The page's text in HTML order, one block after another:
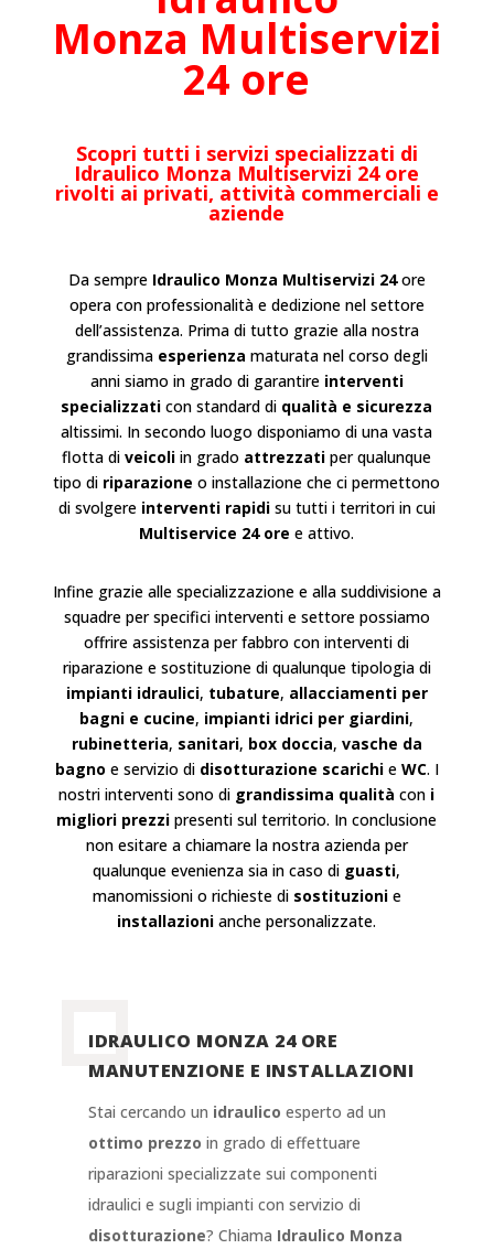
Monza Multiservizi
24 ore
Scopri tutti i servizi specializzati di
Idraulico Monza Multiservizi 24 ore
rivolti ai privati, attività commerciali e
aziende
Da sempre Idraulico Monza Multiservizi 24ore
opera con professionalità e dedizione nel settore
dell’assistenza. Prima di tutto grazie alla nostra
grandissima esperienza maturata nel corso degli
anni siamo in grado di garantire interventi
specializzati con standard di qualità e sicurezza
altissimi. In secondo luogo disponiamo di una vasta
flotta diveicoli in grado attrezzati per qualunque
tipo di riparazione oinstallazione che ci permettono
di svolgere interventi rapidisu tutti i territori in cui
Multiservice 24 ore e attivo.
Infine grazie alle specializzazione e alla suddivisione a
squadre per specifici interventi e settore possiamo
offrire assistenza per fabbro con interventi di
riparazione e sostituzione di qualunque tipologia di
impianti idraulici, tubature, allacciamenti per
bagni e cucine, impianti idrici per giardini,
rubinetteria, sanitari, box doccia, vasche da
bagno e servizio di disotturazione scarichie WC. I
nostri interventi sono di grandissima qualità con i
migliori prezzi presenti sul territorio. In conclusione
non esitare a chiamare la nostra azienda per
qualunque evenienza sia in caso di guasti,
manomissioni o richieste di sostituzionie
installazioni anche personalizzate.
IDRAULICO MONZA 24 ORE
MANUTENZIONE E INSTALLAZIONI
Stai cercando un idraulico esperto ad un
ottimo prezzo in grado di effettuare
riparazioni specializzate sui componenti
idraulici e sugli impianti con servizio di
disotturazione? Chiama Idraulico Monza